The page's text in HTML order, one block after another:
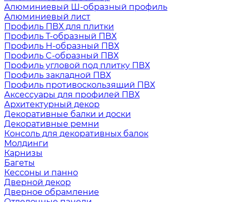
Алюминиевый Ш-образный профиль
Алюминиевый лист
Профиль ПВХ для плитки
Профиль Т-образный ПВХ
Профиль H-образный ПВХ
Профиль C-образный ПВХ
Профиль угловой под плитку ПВХ
Профиль закладной ПВХ
Профиль противоскользящий ПВХ
Аксессуары для профилей ПВХ
Архитектурный декор
Декоративные балки и доски
Декоративные ремни
Консоль для декоративных балок
Молдинги
Карнизы
Багеты
Кессоны и панно
Дверной декор
Дверное обрамление